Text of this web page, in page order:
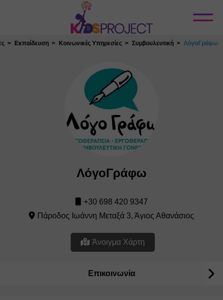
Κλείσιμο
Εκπαίδευση Κοινωνικές Υπηρεσίες Συμβουλευτική ΛόγοΓράφω
ΛόγοΓράφω
+30 698 420 9347
Πάροδος Ιωάννη Μεταξά 3, Άγιος Αθανάσιος
Άνοιγμα Χάρτη
Επικοινωνία